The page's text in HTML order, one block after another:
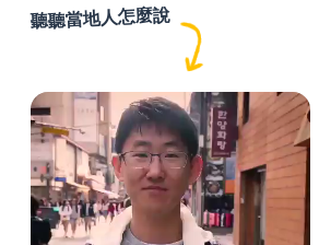
聽聽當地人怎麼說